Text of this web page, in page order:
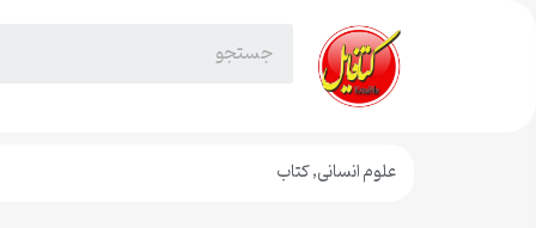
علوم انسانی,کتاب